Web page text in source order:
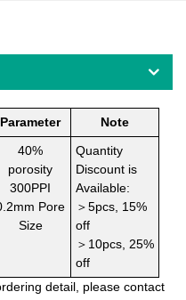
Parameter Note
40%
porosity
300PPI
Pore
Size
Quantity
Discount is
Available:
＞5pcs, 15%
off
＞ 10pcs, 25%
off
detail, please contact